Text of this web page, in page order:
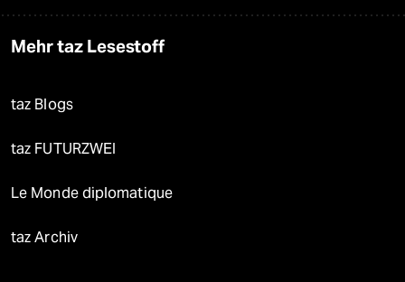
Mehr taz Lesestoff
taz Blogs
taz FUTURZWEI
Le Monde diplomatique
taz Archiv